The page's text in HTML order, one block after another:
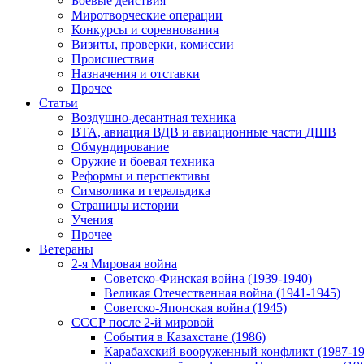
Миротворческие операции
Конкурсы и соревнования
Визиты, проверки, комиссии
Происшествия
Назначения и отставки
Прочее
Статьи
Воздушно-десантная техника
ВТА, авиация ВДВ и авиационные части ДШВ
Обмундирование
Оружие и боевая техника
Реформы и перспективы
Символика и геральдика
Страницы истории
Учения
Прочее
Ветераны
2-я Мировая война
Советско-Финская война (1939-1940)
Великая Отечественная война (1941-1945)
Советско-Японская война (1945)
СССР после 2-й мировой
События в Казахстане (1986)
Карабахский вооруженный конфликт (1987-